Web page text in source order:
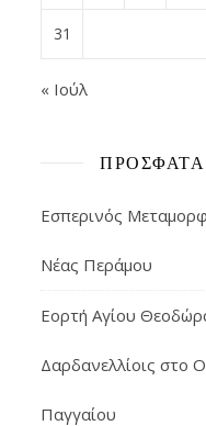
31
« Ιούλ
Εσπερινός
Νέας Περάμου
Εορτή Αγίου
Δαρδανελλίοις στο
Παγγαίου